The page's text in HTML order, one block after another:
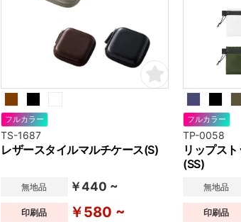
フルカラー
TS-1687
レザースタイルマルチケース(S)
無地品 ￥440 ~
印刷品 ￥580 ~
フルカラー
TP-0058
リップス
(SS)
無地品
印刷品